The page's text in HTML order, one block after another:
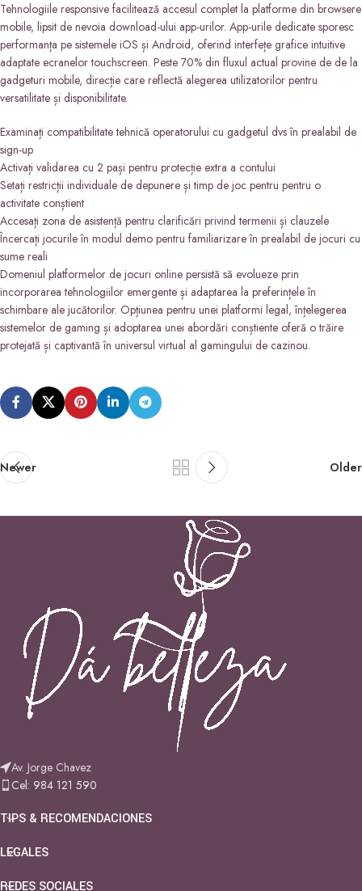
Tehnologiile responsive facilitează accesul complet la platforme din browsere
mobile, lipsit de nevoia download-ului app-urilor. App-urile dedicate sporesc
performanța pe sistemele iOS și Android, oferind interfețe grafice intuitive
adaptate ecranelor touchscreen. Peste 70% din fluxul actual provine de de la
gadgeturi mobile, direcție care reflectă alegerea utilizatorilor pentru
versatilitate și disponibilitate.
Examinați compatibilitate tehnică operatorului cu gadgetul dvs în prealabil de
sign-up
Activați validarea cu 2 pași pentru protecție extra a contului
Setați restricții individuale de depunere și timp de joc pentru pentru o
activitate conștient
Accesați zona de asistență pentru clarificări privind termenii și clauzele
Încercați jocurile în modul demo pentru familiarizare în prealabil de jocuri cu
sume reali
Domeniul platformelor de jocuri online persistă să evolueze prin
incorporarea tehnologiilor emergente și adaptarea la preferințele în
schimbare ale jucătorilor. Opțiunea pentru unei platformi legal, înțelegerea
sistemelor de gaming și adoptarea unei abordări conștiente oferă o trăire
protejată și captivantă în universul virtual al gamingului de cazinou.
Newer Older
Av. Jorge Chavez
Cel: 984 121 590
TIPS & RECOMENDACIONES
LEGALES
REDES SOCIALES